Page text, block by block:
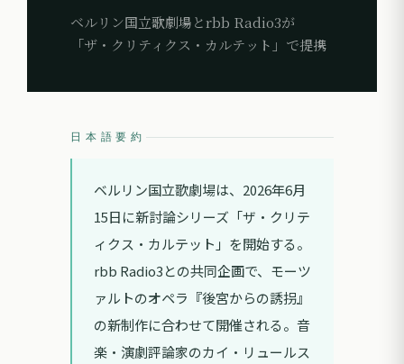
ベルリン国立歌劇場とrbb Radio3が
「ザ・クリティクス・カルテット」で提携
日本語要約
ベルリン国立歌劇場は、2026年6月
15日に新討論シリーズ「ザ・クリテ
ィクス・カルテット」を開始する。
rbb Radio3との共同企画で、モーツ
ァルトのオペラ『後宮からの誘拐』
の新制作に合わせて開催される。音
楽・演劇評論家のカイ・リュールス